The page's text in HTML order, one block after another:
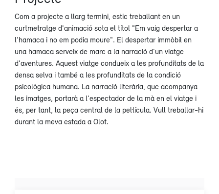
Com a projecte a llarg termini, estic treballant en un
curtmetratge d'animació sota el títol "Em vaig despertar a
l'hamaca i no em podia moure". El despertar immòbil en
una hamaca serveix de marc a la narració d'un viatge
d'aventures. Aquest viatge condueix a les profunditats de la
densa selva i també a les profunditats de la condició
psicològica humana. La narració literària, que acompanya
les imatges, portarà a l'espectador de la mà en el viatge i
és, per tant, la peça central de la pel·lícula. Vull treballar-hi
durant la meva estada a Olot.